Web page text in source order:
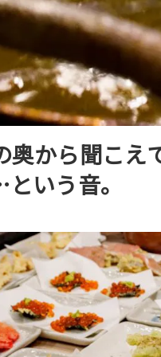
奥から聞こえ
いう音。